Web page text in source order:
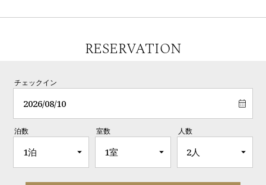
RESERVATION
チェックイン
泊数 室数 人数